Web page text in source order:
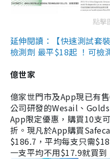
點擊
延伸閱讀：【快速測試套
檢測劑 最平$18起 ！可
億世家
億家世門市及App現已有
公司研發的Wesail、
App限定優惠，購買10支
折。現凡於App購買
$186.7，平均每支只需
一支平均不用$17.9就買